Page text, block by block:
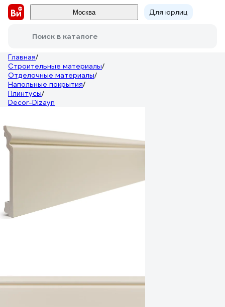
Москва Для юрлиц
Поиск в каталоге
Главная/
Строительные материалы/
Отделочные материалы/
Напольные покрытия/
Плинтусы/
Decor-Dizayn